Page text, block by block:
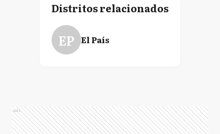
Distritos relacionados
EP El País
Ads